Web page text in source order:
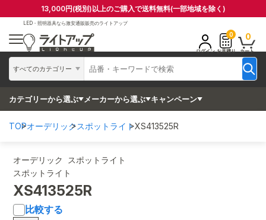
13,000円(税別)以上のご購入で送料無料(一部地域を除く)
LED・照明器具なら激安通販販売のライトアップ
すべてのカテゴリー
ログイン
0
お見積り
0
カート
カテゴリーから選ぶ メーカーから選ぶ キャンペーン
TOPオーデリックスポットライトXS413525R
オーデリック スポットライト
スポットライト
XS413525R
比較する